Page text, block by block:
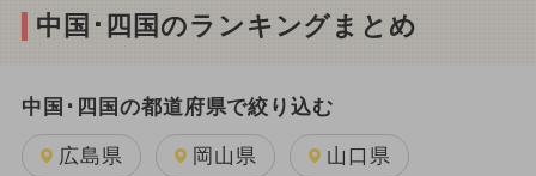
中国･四国のランキングまとめ
中国･四国の都道府県で絞り込む
広島県 岡山県 山口県